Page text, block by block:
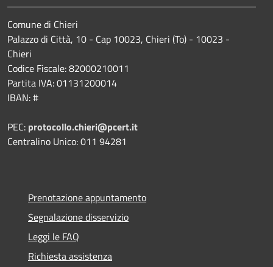
Comune di Chieri
Palazzo di Città, 10 - Cap 10023, Chieri (To) - 10023 -
Chieri
Codice Fiscale: 82000210011
Partita IVA: 01131200014
IBAN: #
PEC: protocollo.chieri@pcert.it
Centralino Unico: 011 94281
Prenotazione appuntamento
Segnalazione disservizio
Leggi le FAQ
Richiesta assistenza